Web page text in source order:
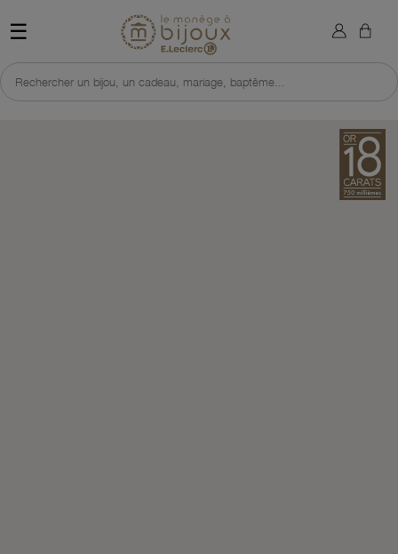
☰ Retour à l'accueil du site
Rechercher un bijou, un cadeau, mariage, baptême...
×